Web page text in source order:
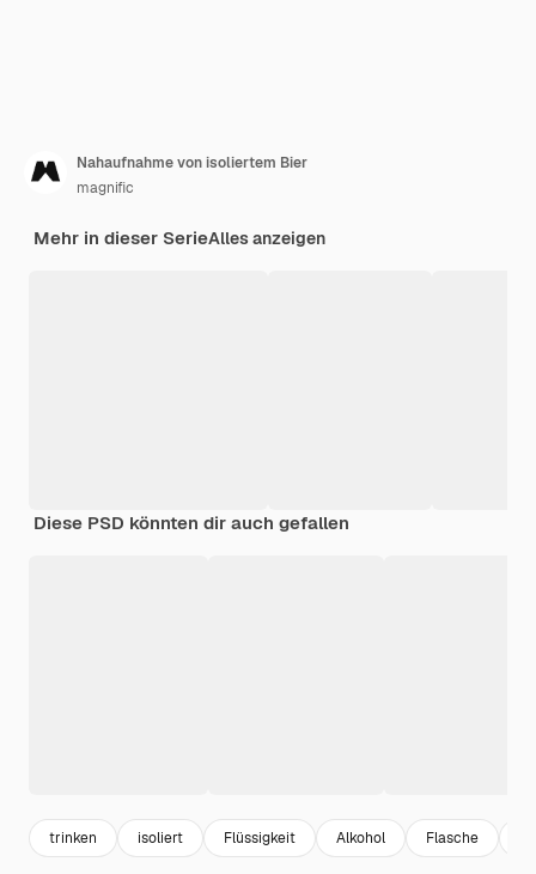
Nahaufnahme von isoliertem Bier
magnific
Mehr in dieser SerieAlles anzeigen
Diese PSD könnten dir auch gefallen
trinken isoliert Flüssigkeit Alkohol Flasche